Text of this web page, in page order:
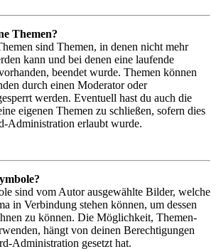
Themen?
sind Themen, in denen nicht mehr
kann und bei denen eine laufende
beendet wurde. Themen können
durch einen Moderator oder
werden. Eventuell hast du auch die
eigenen Themen zu schließen, sofern dies
Administration erlaubt wurde.
sind vom Autor ausgewählte Bilder, welche
in Verbindung stehen können, um dessen
zu können. Die Möglichkeit, Themen-
hängt von deinen Berechtigungen
Administration gesetzt hat.